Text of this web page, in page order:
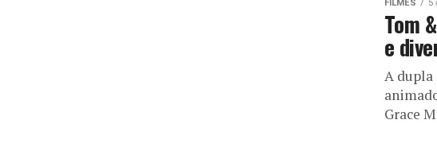
FILMES 5
Tom
e
A dupla
Grace